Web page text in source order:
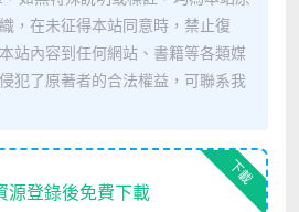
，在未征得本站同意時，禁止復
站內容到任何網站、書籍等各類媒
犯了原著者的合法權益，可聯系我
下載
源登錄後免費下載